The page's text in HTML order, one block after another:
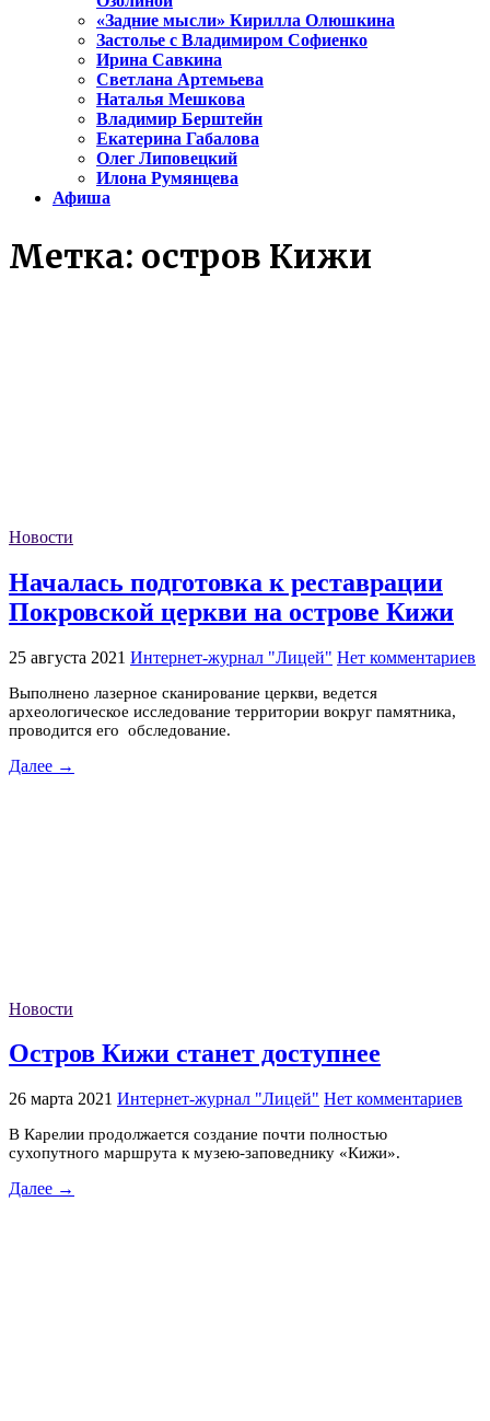
«Задние мысли» Кирилла Олюшкина
Застолье с Владимиром Софиенко
Ирина Савкина
Светлана Артемьева
Наталья Мешкова
Владимир Берштейн
Екатерина Габалова
Олег Липовецкий
Илона Румянцева
Афиша
Метка: остров Кижи
Новости
Началась подготовка к реставрации
Покровской церкви на острове Кижи
25 августа 2021 Интернет-журнал "Лицей" Нет комментариев
Выполнено лазерное сканирование церкви, ведется
археологическое исследование территории вокруг памятника,
проводится его обследование.
Далее →
Новости
Остров Кижи станет доступнее
26 марта 2021 Интернет-журнал "Лицей" Нет комментариев
В Карелии продолжается создание почти полностью
сухопутного маршрута к музею-заповеднику «Кижи».
Далее →